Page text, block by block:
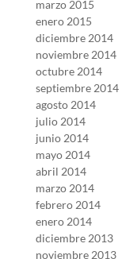
marzo 2015
enero 2015
diciembre 2014
noviembre 2014
octubre 2014
septiembre 2014
agosto 2014
julio 2014
junio 2014
mayo 2014
abril 2014
marzo 2014
febrero 2014
enero 2014
diciembre 2013
noviembre 2013